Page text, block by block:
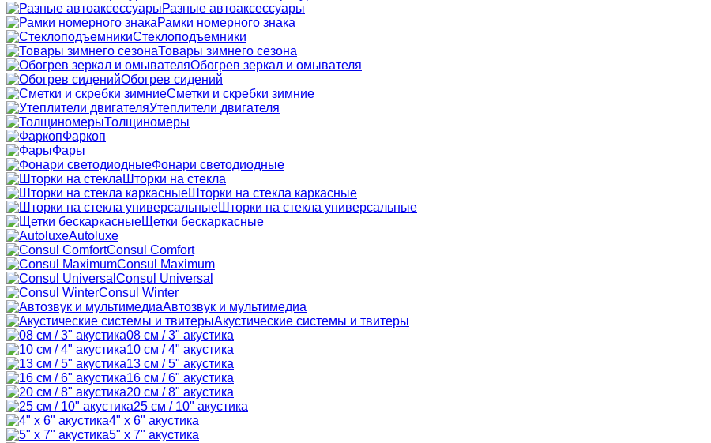
Разные автоаксессуары
Рамки номерного знака
Стеклоподъемники
Товары зимнего сезона
Обогрев зеркал и омывателя
Обогрев сидений
Сметки и скребки зимние
Утеплители двигателя
Толщиномеры
Фаркоп
Фары
Фонари светодиодные
Шторки на стекла
Шторки на стекла каркасные
Шторки на стекла универсальные
Щетки бескаркасные
Autoluxe
Consul Comfort
Consul Maximum
Consul Universal
Consul Winter
Автозвук и мультимедиа
Акустические системы и твитеры
08 см / 3" акустика
10 см / 4" акустика
13 см / 5" акустика
16 см / 6" акустика
20 см / 8" акустика
25 см / 10" акустика
4" x 6" акустика
5" x 7" акустика